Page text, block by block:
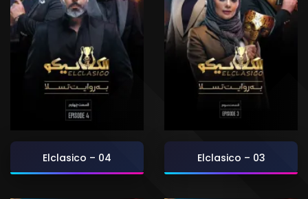
Elclasico – 04 Elclasico – 03